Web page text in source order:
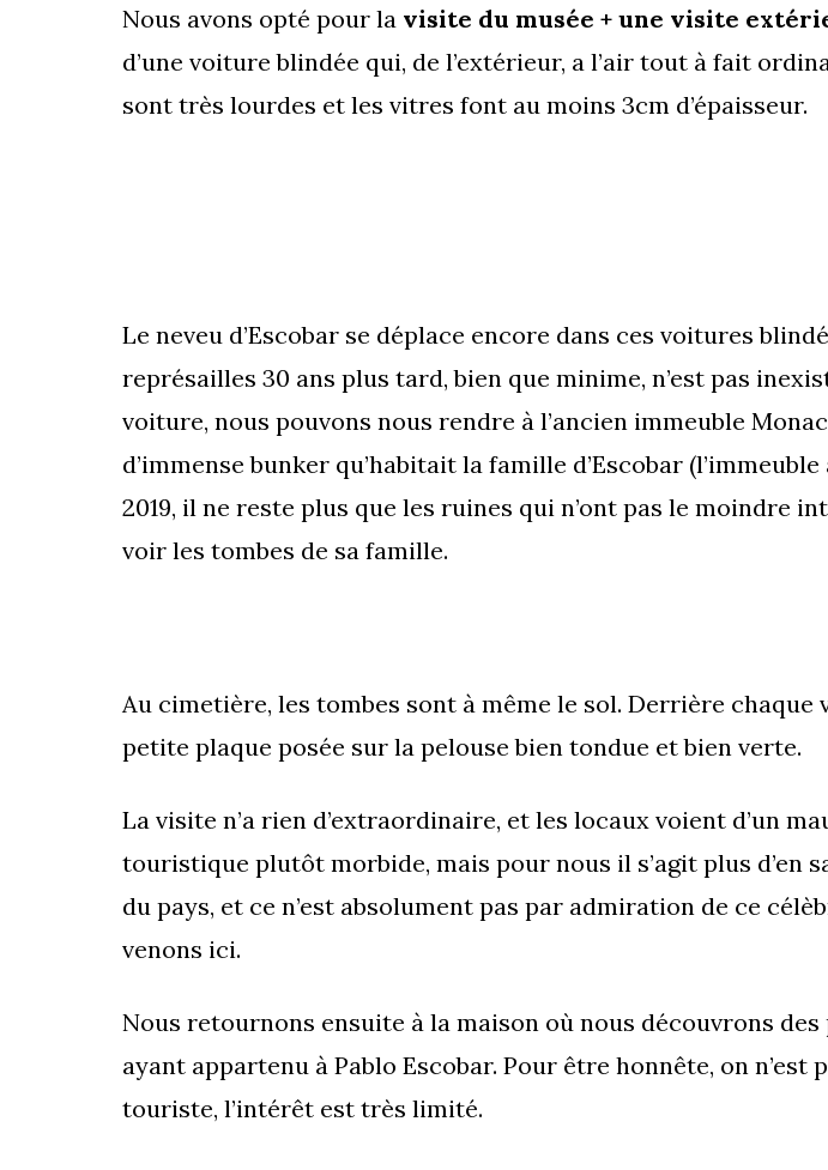
Nous avons opté pour la visite du musée + une visite
d’une voiture blindée qui, de l’extérieur, a l’air tout à fait
sont très lourdes et les vitres font au moins 3cm d’épaisseur.
Le neveu d’Escobar se déplace encore dans ces voitures
représailles 30 ans plus tard, bien que minime, n’est pas
voiture, nous pouvons nous rendre à l’ancien immeuble
d’immense bunker qu’habitait la famille d’Escobar
2019, il ne reste plus que les ruines qui n’ont pas le moindre
voir les tombes de sa famille.
Au cimetière, les tombes sont à même le sol. Derrière chaque
petite plaque posée sur la pelouse bien tondue et bien verte.
La visite n’a rien d’extraordinaire, et les locaux voient d’un
touristique plutôt morbide, mais pour nous il s’agit plus d’en
du pays, et ce n’est absolument pas par admiration de ce
venons ici.
Nous retournons ensuite à la maison où nous découvrons
ayant appartenu à Pablo Escobar. Pour être honnête, on n’est
touriste, l’intérêt est très limité.